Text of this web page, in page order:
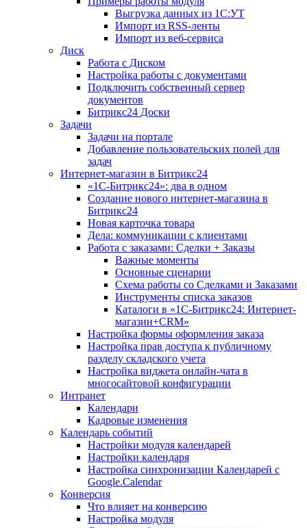
Выгрузка данных из 1С:УТ
Импорт из RSS-ленты
Импорт из веб-сервиса
Диск
Работа с Диском
Настройка работы с документами
Подключить собственный сервер
документов
Битрикс24 Доски
Задачи
Задачи на портале
Добавление пользовательских полей для
задач
Интернет-магазин в Битрикс24
«1С-Битрикс24»: два в одном
Создание нового интернет-магазина в
Битрикс24
Новая карточка товара
Дела: коммуникации с клиентами
Работа с заказами: Сделки + Заказы
Важные моменты
Основные сценарии
Схема работы со Сделками и Заказами
Инструменты списка заказов
Каталоги в «1С-Битрикс24: Интернет-
магазин+CRM»
Настройка формы оформления заказа
Настройка прав доступа к публичному
разделу складского учета
Настройка виджета онлайн-чата в
многосайтовой конфигурации
Интранет
Календари
Кадровые изменения
Календарь событий
Настройки модуля календарей
Настройки календаря
Настройка синхронизации Календарей с
Google.Calendar
Конверсия
Что влияет на конверсию
Настройка модуля